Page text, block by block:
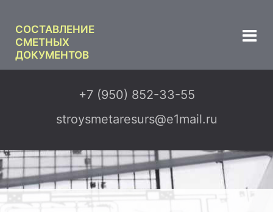
СОСТАВЛЕНИЕ
СМЕТНЫХ
ДОКУМЕНТОВ
+7 (950) 852-33-55
stroysmetaresurs@e1mail.ru